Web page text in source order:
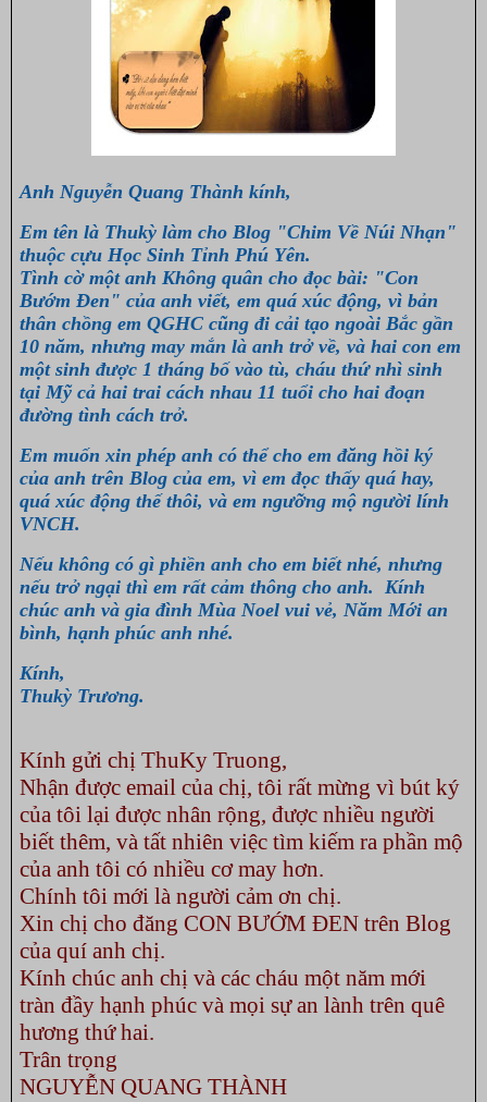
Anh Nguyễn Quang Thành kính,
Em tên là Thukỳ làm cho Blog "Chim Về Núi Nhạn"
thuộc cựu Học Sinh Tỉnh Phú Yên.
Tình cờ một anh Không quân cho đọc bài: "Con
Bướm Đen" của anh viết, em quá xúc động, vì bản
thân chồng em QGHC cũng đi cải tạo ngoài Bắc gần
10 năm, nhưng may mắn là anh trở về, và hai con em
một sinh được 1 tháng bố vào tù, cháu thứ nhì sinh
tại Mỹ cả hai trai cách nhau 11 tuổi cho hai đoạn
đường tình cách trở.
Em muốn xin phép anh có thể cho em đăng hồi ký
của anh trên Blog của em, vì em đọc thấy quá hay,
quá xúc động thế thôi, và em ngưỡng mộ người lính
VNCH.
Nếu không có gì phiền anh cho em biết nhé, nhưng
nếu trở ngại thì em rất cảm thông cho anh. Kính
chúc anh và gia đình Mùa Noel vui vẻ, Năm Mới an
bình, hạnh phúc anh nhé.
Kính,
Thukỳ Trương.
Kính gửi chị ThuKy Truong,
Nhận được email của chị, tôi rất mừng vì bút ký
của tôi lại được nhân rộng, được nhiều người
biết thêm, và tất nhiên việc tìm kiếm ra phần mộ
của anh tôi có nhiều cơ may hơn.
Chính tôi mới là người cảm ơn chị.
Xin chị cho đăng CON BƯỚM ĐEN trên Blog
của quí anh chị.
Kính chúc anh chị và các cháu một năm mới
tràn đầy hạnh phúc và mọi sự an lành trên quê
hương thứ hai.
Trân trọng
NGUYỄN QUANG THÀNH